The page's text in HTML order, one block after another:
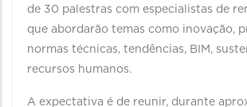
de 30 palestras com especialistas de
que abordarão temas como inovação,
normas técnicas, tendências, BIM,
recursos humanos.
A expectativa é de reunir, durante